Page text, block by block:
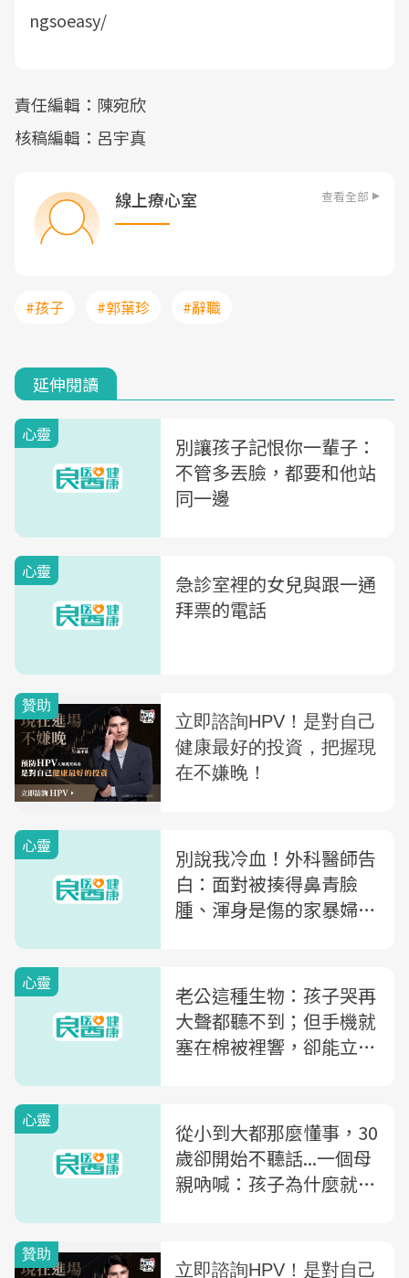
ngsoeasy/
責任編輯：陳宛欣
核稿編輯：呂宇真
線上療心室 查看全部
#孩子 #郭葉珍 #辭職
延伸閱讀
心靈
別讓孩子記恨你一輩子：
不管多丟臉，都要和他站
同一邊
心靈
急診室裡的女兒與跟一通
拜票的電話
心靈
別說我冷血！外科醫師告
白：面對被揍得鼻青臉
腫、渾身是傷的家暴婦
心靈
老公這種生物：孩子哭再
大聲都聽不到；但手機就
塞在棉被裡響，卻能立刻
心靈
從小到大都那麼懂事，30
歲卻開始不聽話...一個母
親吶喊：孩子為什麼就是